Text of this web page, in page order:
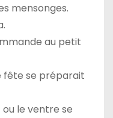
mensonges.
au petit
fête se préparait
le ventre se